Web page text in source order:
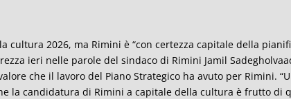
cultura 2026, ma Rimini è “con certezza capitale della
ieri nelle parole del sindaco di Rimini Jamil
che il lavoro del Piano Strategico ha avuto per Rimini.
la candidatura di Rimini a capitale della cultura è frutto di